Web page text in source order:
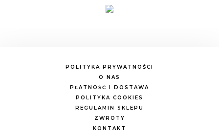
POLITYKA PRYWATNOŚCI
O NAS
PŁATNOŚĆ I DOSTAWA
POLITYKA COOKIES
REGULAMIN SKLEPU
ZWROTY
KONTAKT